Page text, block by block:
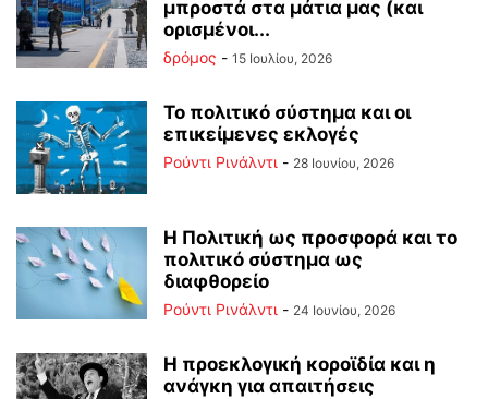
μπροστά στα μάτια μας (και
ορισμένοι...
δρόμος - 15 Ιουλίου, 2026
Το πολιτικό σύστημα και οι
επικείμενες εκλογές
Ρούντι Ρινάλντι - 28 Ιουνίου, 2026
Η Πολιτική ως προσφορά και το
πολιτικό σύστημα ως
διαφθορείο
Ρούντι Ρινάλντι - 24 Ιουνίου, 2026
Η προεκλογική κοροϊδία και η
ανάγκη για απαιτήσεις